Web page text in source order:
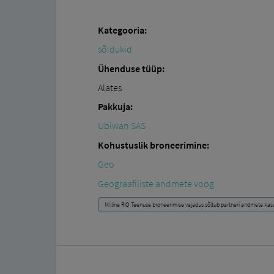
Kategooria:
sõidukid
Ühenduse tüüp:
Alates
Pakkuja:
Ubiwan SAS
Kohustuslik broneerimine:
Geo
Geograafiliste andmete voog
Milline RIO Teenuse broneerimise vajadus sõltub partneri andmete